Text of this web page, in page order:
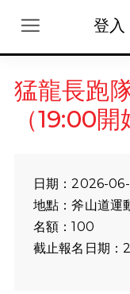
登入
猛龍長跑
（19:00開
日期：2026-
地點：斧山道運
名額：100
截止報名日期